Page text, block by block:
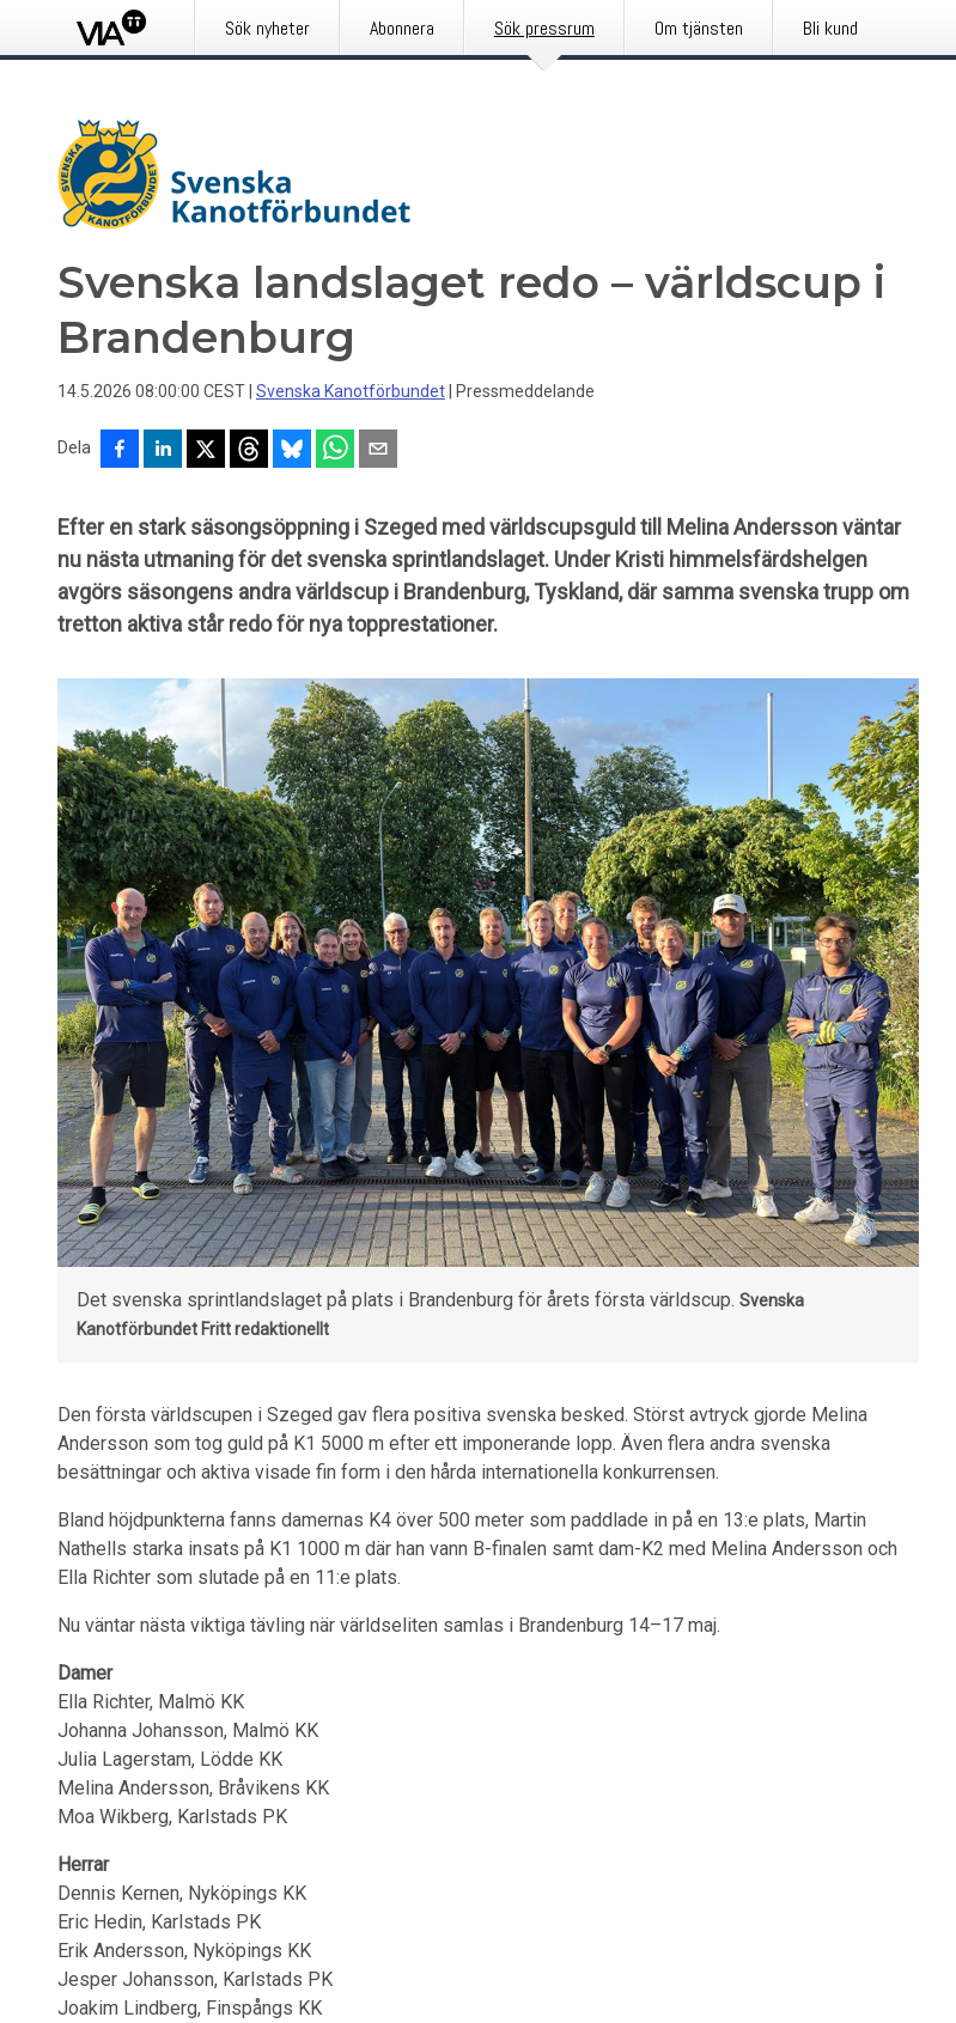
Sök nyheter Abonnera Sök pressrum Om tjänsten Bli kund
Svenska landslaget redo – världscup i
Brandenburg
14.5.2026 08:00:00 CEST Svenska Kanotförbundet Pressmeddelande
Dela
Efter en stark säsongsöppning i Szeged med världscupsguld till Melina Andersson väntar
nu nästa utmaning för det svenska sprintlandslaget. Under Kristi himmelsfärdshelgen
avgörs säsongens andra världscup i Brandenburg, Tyskland, där samma svenska trupp om
tretton aktiva står redo för nya topprestationer.
Det svenska sprintlandslaget på plats i Brandenburg för årets första världscup. Svenska
Kanotförbundet Fritt redaktionellt
Den första världscupen i Szeged gav flera positiva svenska besked. Störst avtryck gjorde Melina
Andersson som tog guld på K1 5000 m efter ett imponerande lopp. Även flera andra svenska
besättningar och aktiva visade fin form i den hårda internationella konkurrensen.
Bland höjdpunkterna fanns damernas K4 över 500 meter som paddlade in på en 13:e plats, Martin
Nathells starka insats på K1 1000 m där han vann B-finalen samt dam-K2 med Melina Andersson och
Ella Richter som slutade på en 11:e plats.
Nu väntar nästa viktiga tävling när världseliten samlas i Brandenburg 14–17 maj.
Damer
Ella Richter, Malmö KK
Johanna Johansson, Malmö KK
Julia Lagerstam, Lödde KK
Melina Andersson, Bråvikens KK
Moa Wikberg, Karlstads PK
Herrar
Dennis Kernen, Nyköpings KK
Eric Hedin, Karlstads PK
Erik Andersson, Nyköpings KK
Jesper Johansson, Karlstads PK
Joakim Lindberg, Finspångs KK